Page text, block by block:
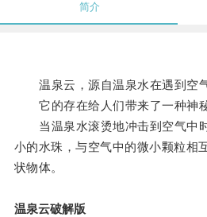
简介
温泉云，源自温泉水在遇到空气
它的存在给人们带来了一种神秘
当温泉水滚烫地冲击到空气中
小的水珠，与空气中的微小颗粒相
状物体。
温泉云破解版